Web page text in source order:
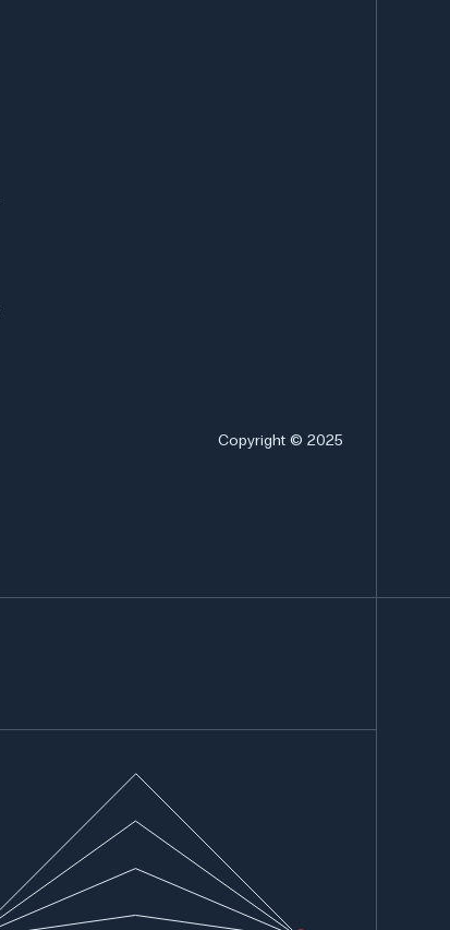
Copyright © 2025